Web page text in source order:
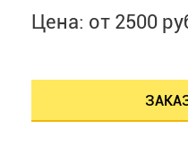
Цена: от 2500